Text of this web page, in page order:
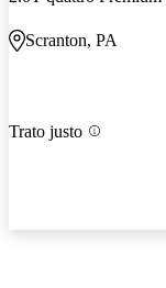
Scranton, PA
Trato justo